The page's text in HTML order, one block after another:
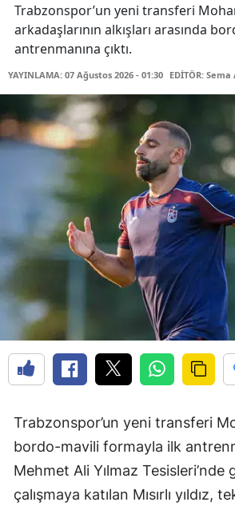
Trabzonspor’un yeni transferi
arkadaşlarının alkışları arasında
antrenmanına çıktı.
YAYINLAMA: 07 Ağustos 2026 - 01:30 EDİTÖR: Sema
Trabzonspor’un yeni transferi
bordo-mavili formayla ilk
Mehmet Ali Yılmaz Tesisleri’nde
çalışmaya katılan Mısırlı yıldız,